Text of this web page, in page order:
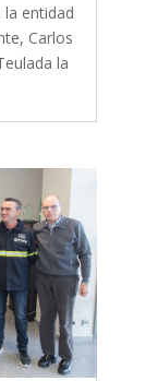
entidad
Carlos
la